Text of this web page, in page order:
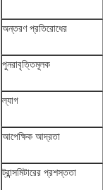
অন্তরণ প্রতিরোধের
পুনরাবৃত্তিমূলক
ল্যাগ
আপেক্ষিক আদ্রতা
ট্রান্সমিটারের প্রশস্ততা